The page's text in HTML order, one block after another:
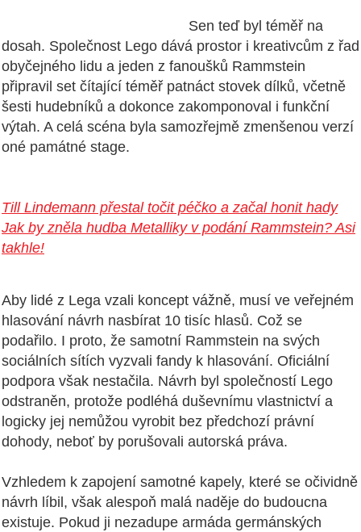
Sen teď byl téměř na
dosah. Společnost Lego dává prostor i kreativcům z řad
obyčejného lidu a jeden z fanoušků Rammstein
připravil set čítající téměř patnáct stovek dílků, včetně
šesti hudebníků a dokonce zakomponoval i funkční
výtah. A celá scéna byla samozřejmě zmenšenou verzí
oné památné stage.
Till Lindemann přestal točit péčko a začal honit hady
Jak by zněla hudba Metalliky v podání Rammstein? Asi
takhle!
Aby lidé z Lega vzali koncept vážně, musí ve veřejném
hlasování návrh nasbírat 10 tisíc hlasů. Což se
podařilo. I proto, že samotní Rammstein na svých
sociálních sítích vyzvali fandy k hlasování. Oficiální
podpora však nestačila. Návrh byl společností Lego
odstraněn, protože podléhá duševnímu vlastnictví a
logicky jej nemůžou vyrobit bez předchozí právní
dohody, neboť by porušovali autorská práva.
Vzhledem k zapojení samotné kapely, které se očividně
návrh líbil, však alespoň malá naděje do budoucna
existuje. Pokud ji nezadupe armáda germánských